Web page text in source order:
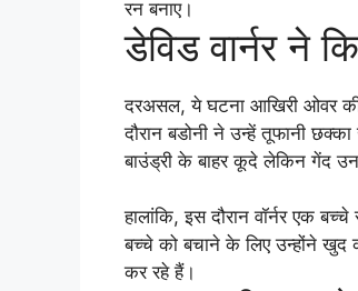
रन बनाए।
डेविड वार्नर ने
दरअसल, ये घटना आखिरी ओवर
दौरान बडोनी ने उन्हें तूफानी
बाउंड्री के बाहर कूदे लेकिन गेंद
हालांकि, इस दौरान वॉर्नर एक
बच्चे को बचाने के लिए उन्होंने खुद
कर रहे हैं।